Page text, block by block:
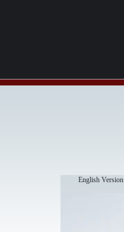
English Version